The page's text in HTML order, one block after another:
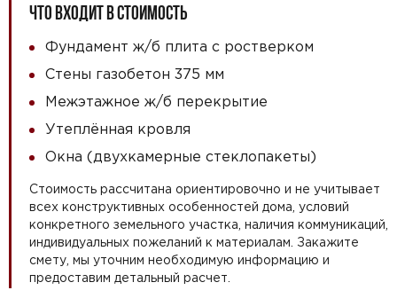
ЧТО ВХОДИТ В СТОИМОСТЬ
Фундамент ж/б плита с ростверком
Стены газобетон 375 мм
Межэтажное ж/б перекрытие
Утеплённая кровля
Окна (двухкамерные стеклопакеты)
Стоимость рассчитана ориентировочно и не учитывает
всех конструктивных особенностей дома, условий
конкретного земельного участка, наличия коммуникаций,
индивидуальных пожеланий к материалам. Закажите
смету, мы уточним необходимую информацию и
предоставим детальный расчет.